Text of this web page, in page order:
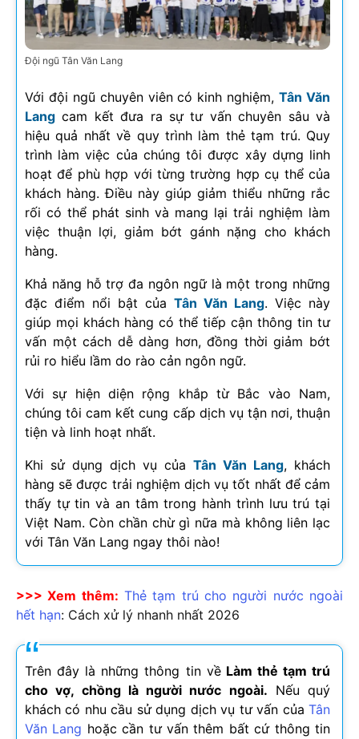
Đội ngũ Tân Văn Lang
Với đội ngũ chuyên viên có kinh nghiệm,Tân Văn
Lang cam kết đưa ra sự tư vấn chuyên sâu và
hiệu quả nhất về quy trình làm thẻ tạm trú. Quy
trình làm việc của chúng tôi được xây dựng linh
hoạt để phù hợp với từng trường hợp cụ thể của
khách hàng. Điều này giúp giảm thiểu những rắc
rối có thể phát sinh và mang lại trải nghiệm làm
việc thuận lợi, giảm bớt gánh nặng cho khách
hàng.
Khả năng hỗ trợ đa ngôn ngữ là một trong những
đặc điểm nổi bật của Tân Văn Lang. Việc này
giúp mọi khách hàng có thể tiếp cận thông tin tư
vấn một cách dễ dàng hơn, đồng thời giảm bớt
rủi ro hiểu lầm do rào cản ngôn ngữ.
Với sự hiện diện rộng khắp từ Bắc vào Nam,
chúng tôi cam kết cung cấp dịch vụ tận nơi, thuận
tiện và linh hoạt nhất.
Khi sử dụng dịch vụ của Tân Văn Lang, khách
hàng sẽ được trải nghiệm dịch vụ tốt nhất để cảm
thấy tự tin và an tâm trong hành trình lưu trú tại
Việt Nam. Còn chần chừ gì nữa mà không liên lạc
với Tân Văn Lang ngay thôi nào!
>>> Xem thêm: Thẻ tạm trú cho người nước ngoài
hết hạn: Cách xử lý nhanh nhất 2026
Trên đây là những thông tin vềLàm thẻ tạm trú
cho vợ, chồng là người nước ngoài. Nếu quý
khách có nhu cầu sử dụng dịch vụ tư vấn của Tân
Văn Lang hoặc cần tư vấn thêm bất cứ thông tin